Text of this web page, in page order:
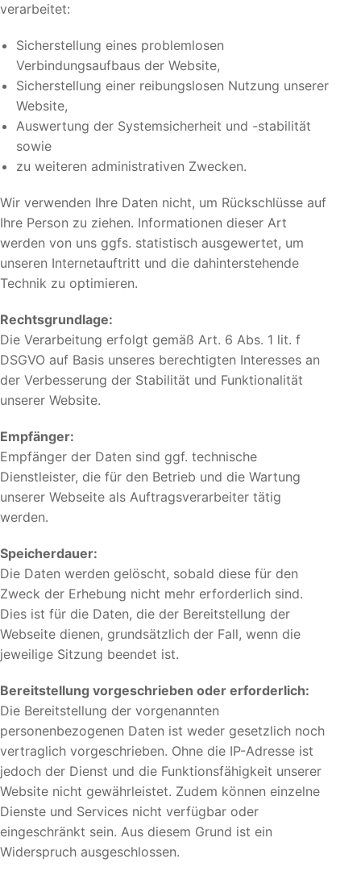
verarbeitet:
Sicherstellung eines problemlosen
Verbindungsaufbaus der Website,
Sicherstellung einer reibungslosen Nutzung unserer
Website,
Auswertung der Systemsicherheit und -stabilität
sowie
zu weiteren administrativen Zwecken.
Wir verwenden Ihre Daten nicht, um Rückschlüsse auf
Ihre Person zu ziehen. Informationen dieser Art
werden von uns ggfs. statistisch ausgewertet, um
unseren Internetauftritt und die dahinterstehende
Technik zu optimieren.
Rechtsgrundlage:
Die Verarbeitung erfolgt gemäß Art. 6 Abs. 1 lit. f
DSGVO auf Basis unseres berechtigten Interesses an
der Verbesserung der Stabilität und Funktionalität
unserer Website.
Empfänger:
Empfänger der Daten sind ggf. technische
Dienstleister, die für den Betrieb und die Wartung
unserer Webseite als Auftragsverarbeiter tätig
werden.
Speicherdauer:
Die Daten werden gelöscht, sobald diese für den
Zweck der Erhebung nicht mehr erforderlich sind.
Dies ist für die Daten, die der Bereitstellung der
Webseite dienen, grundsätzlich der Fall, wenn die
jeweilige Sitzung beendet ist.
Bereitstellung vorgeschrieben oder erforderlich:
Die Bereitstellung der vorgenannten
personenbezogenen Daten ist weder gesetzlich noch
vertraglich vorgeschrieben. Ohne die IP-Adresse ist
jedoch der Dienst und die Funktionsfähigkeit unserer
Website nicht gewährleistet. Zudem können einzelne
Dienste und Services nicht verfügbar oder
eingeschränkt sein. Aus diesem Grund ist ein
Widerspruch ausgeschlossen.